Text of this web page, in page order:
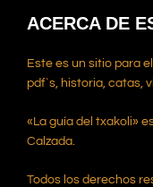
ACERCA DE
Este es un sitio para
pdf`s, historia, catas,
«La guía del txakoli»
Calzada.
Todos los derechos